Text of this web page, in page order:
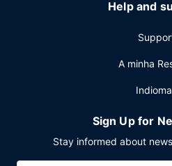
Help and
A minha
Sign Up for
Stay informed about